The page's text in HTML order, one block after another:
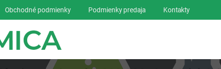
Obchodné podmienky Podmienky predaja Kontakty